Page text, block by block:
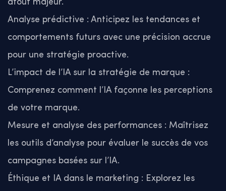
atout majeur.
Analyse prédictive : Anticipez les tendances et
comportements futurs avec une précision accrue
pour une stratégie proactive.
L’impact de l’IA sur la stratégie de marque :
Comprenez comment l’IA façonne les perceptions
de votre marque.
Mesure et analyse des performances : Maîtrisez
les outils d’analyse pour évaluer le succès de vos
campagnes basées sur l’IA.
Éthique et IA dans le marketing : Explorez les